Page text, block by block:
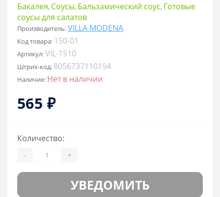
Бакалея, Соусы, Бальзамический соус, Готовые
соусы для салатов
Производитель:VILLA MODENA
Код товара: 150-01
Артикул:VIL-1510
Штрих-код: 8056737110194
Наличие: Нет в наличии
565 ₽
Количество:
- +
УВЕДОМИТЬ